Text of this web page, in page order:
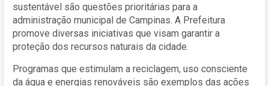
sustentável são questões prioritárias para a
administração municipal de Campinas. A Prefeitura
promove diversas iniciativas que visam garantir a
proteção dos recursos naturais da cidade.
Programas que estimulam a reciclagem, uso consciente
da água e energias renováveis são exemplos das ações